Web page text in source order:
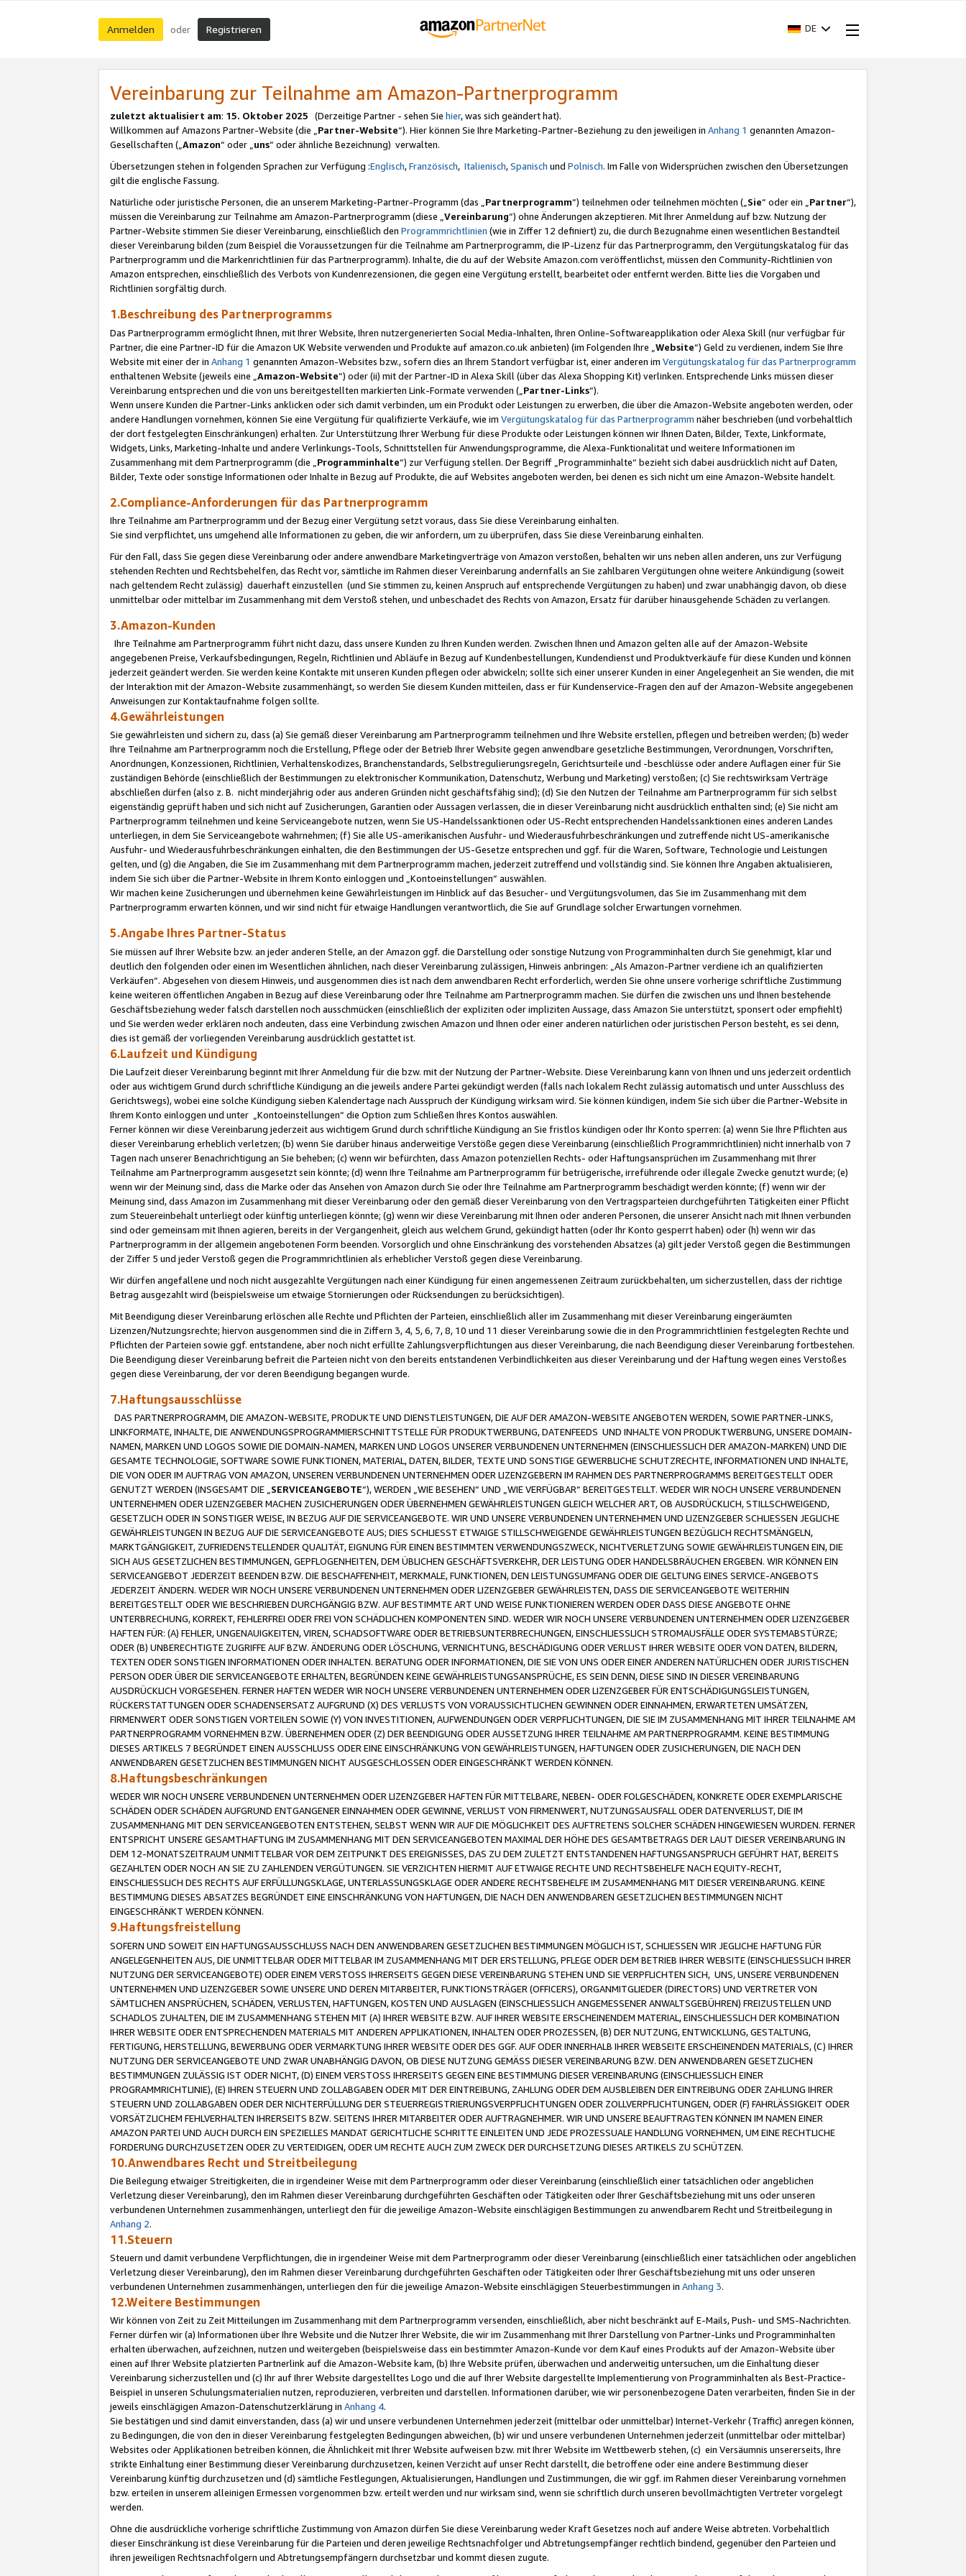
Anmelden oder Registrieren DE
Vereinbarung zur Teilnahme am Amazon-Partnerprogramm
zuletzt aktualisiert am: 15. Oktober 2025 (Derzeitige Partner - sehen Sie hier, was sich geändert hat).
Willkommen auf Amazons Partner-Website (die „Partner-Website“). Hier können Sie Ihre Marketing-Partner-Beziehung zu den jeweiligen in Anhang 1 genannten Amazon-
Gesellschaften („Amazon“ oder „uns“ oder ähnliche Bezeichnung) verwalten.
Übersetzungen stehen in folgenden Sprachen zur Verfügung :Englisch,Französisch, Italienisch,Spanisch und Polnisch. Im Falle von Widersprüchen zwischen den Übersetzungen
gilt die englische Fassung.
Natürliche oder juristische Personen, die an unserem Marketing-Partner-Programm (das „Partnerprogramm“) teilnehmen oder teilnehmen möchten („Sie“ oder ein „Partner“),
müssen die Vereinbarung zur Teilnahme am Amazon-Partnerprogramm (diese „Vereinbarung“) ohne Änderungen akzeptieren. Mit Ihrer Anmeldung auf bzw. Nutzung der
Partner-Website stimmen Sie dieser Vereinbarung, einschließlich den Programmrichtlinien (wie in Ziffer 12 definiert) zu, die durch Bezugnahme einen wesentlichen Bestandteil
dieser Vereinbarung bilden (zum Beispiel die Voraussetzungen für die Teilnahme am Partnerprogramm, die IP-Lizenz für das Partnerprogramm, den Vergütungskatalog für das
Partnerprogramm und die Markenrichtlinien für das Partnerprogramm). Inhalte, die du auf der Website Amazon.com veröffentlichst, müssen den Community-Richtlinien von
Amazon entsprechen, einschließlich des Verbots von Kundenrezensionen, die gegen eine Vergütung erstellt, bearbeitet oder entfernt werden. Bitte lies die Vorgaben und
Richtlinien sorgfältig durch.
1.Beschreibung des Partnerprogramms
Das Partnerprogramm ermöglicht Ihnen, mit Ihrer Website, Ihren nutzergenerierten Social Media-Inhalten, Ihren Online-Softwareapplikation oder Alexa Skill (nur verfügbar für
Partner, die eine Partner-ID für die Amazon UK Website verwenden und Produkte auf amazon.co.uk anbieten) (im Folgenden Ihre „ Website“) Geld zu verdienen, indem Sie Ihre
Website mit einer der in Anhang 1 genannten Amazon-Websites bzw., sofern dies an Ihrem Standort verfügbar ist, einer anderen im Vergütungskatalog für das Partnerprogramm
enthaltenen Website (jeweils eine „ Amazon-Website“) oder (ii) mit der Partner-ID in Alexa Skill (über das Alexa Shopping Kit) verlinken. Entsprechende Links müssen dieser
Vereinbarung entsprechen und die von uns bereitgestellten markierten Link-Formate verwenden („ Partner-Links“).
Wenn unsere Kunden die Partner-Links anklicken oder sich damit verbinden, um ein Produkt oder Leistungen zu erwerben, die über die Amazon-Website angeboten werden, oder
andere Handlungen vornehmen, können Sie eine Vergütung für qualifizierte Verkäufe, wie im Vergütungskatalog für das Partnerprogramm näher beschrieben (und vorbehaltlich
der dort festgelegten Einschränkungen) erhalten. Zur Unterstützung Ihrer Werbung für diese Produkte oder Leistungen können wir Ihnen Daten, Bilder, Texte, Linkformate,
Widgets, Links, Marketing-Inhalte und andere Verlinkungs-Tools, Schnittstellen für Anwendungsprogramme, die Alexa-Funktionalität und weitere Informationen im
Zusammenhang mit dem Partnerprogramm (die „ Programminhalte“) zur Verfügung stellen. Der Begriff „Programminhalte“ bezieht sich dabei ausdrücklich nicht auf Daten,
Bilder, Texte oder sonstige Informationen oder Inhalte in Bezug auf Produkte, die auf Websites angeboten werden, bei denen es sich nicht um eine Amazon-Website handelt.
2.Compliance-Anforderungen für das Partnerprogramm
Ihre Teilnahme am Partnerprogramm und der Bezug einer Vergütung setzt voraus, dass Sie diese Vereinbarung einhalten.
Sie sind verpflichtet, uns umgehend alle Informationen zu geben, die wir anfordern, um zu überprüfen, dass Sie diese Vereinbarung einhalten.
Für den Fall, dass Sie gegen diese Vereinbarung oder andere anwendbare Marketingverträge von Amazon verstoßen, behalten wir uns neben allen anderen, uns zur Verfügung
stehenden Rechten und Rechtsbehelfen, das Recht vor, sämtliche im Rahmen dieser Vereinbarung andernfalls an Sie zahlbaren Vergütungen ohne weitere Ankündigung (soweit
nach geltendem Recht zulässig) dauerhaft einzustellen (und Sie stimmen zu, keinen Anspruch auf entsprechende Vergütungen zu haben) und zwar unabhängig davon, ob diese
unmittelbar oder mittelbar im Zusammenhang mit dem Verstoß stehen, und unbeschadet des Rechts von Amazon, Ersatz für darüber hinausgehende Schäden zu verlangen.
3.Amazon-Kunden
Ihre Teilnahme am Partnerprogramm führt nicht dazu, dass unsere Kunden zu Ihren Kunden werden. Zwischen Ihnen und Amazon gelten alle auf der Amazon-Website
angegebenen Preise, Verkaufsbedingungen, Regeln, Richtlinien und Abläufe in Bezug auf Kundenbestellungen, Kundendienst und Produktverkäufe für diese Kunden und können
jederzeit geändert werden. Sie werden keine Kontakte mit unseren Kunden pflegen oder abwickeln; sollte sich einer unserer Kunden in einer Angelegenheit an Sie wenden, die mit
der Interaktion mit der Amazon-Website zusammenhängt, so werden Sie diesem Kunden mitteilen, dass er für Kundenservice-Fragen den auf der Amazon-Website angegebenen
Anweisungen zur Kontaktaufnahme folgen sollte.
4.Gewährleistungen
Sie gewährleisten und sichern zu, dass (a) Sie gemäß dieser Vereinbarung am Partnerprogramm teilnehmen und Ihre Website erstellen, pflegen und betreiben werden; (b) weder
Ihre Teilnahme am Partnerprogramm noch die Erstellung, Pflege oder der Betrieb Ihrer Website gegen anwendbare gesetzliche Bestimmungen, Verordnungen, Vorschriften,
Anordnungen, Konzessionen, Richtlinien, Verhaltenskodizes, Branchenstandards, Selbstregulierungsregeln, Gerichtsurteile und -beschlüsse oder andere Auflagen einer für Sie
zuständigen Behörde (einschließlich der Bestimmungen zu elektronischer Kommunikation, Datenschutz, Werbung und Marketing) verstoßen; (c) Sie rechtswirksam Verträge
abschließen dürfen (also z. B. nicht minderjährig oder aus anderen Gründen nicht geschäftsfähig sind); (d) Sie den Nutzen der Teilnahme am Partnerprogramm für sich selbst
eigenständig geprüft haben und sich nicht auf Zusicherungen, Garantien oder Aussagen verlassen, die in dieser Vereinbarung nicht ausdrücklich enthalten sind; (e) Sie nicht am
Partnerprogramm teilnehmen und keine Serviceangebote nutzen, wenn Sie US-Handelssanktionen oder US-Recht entsprechenden Handelssanktionen eines anderen Landes
unterliegen, in dem Sie Serviceangebote wahrnehmen; (f) Sie alle US-amerikanischen Ausfuhr- und Wiederausfuhrbeschränkungen und zutreffende nicht US-amerikanische
Ausfuhr- und Wiederausfuhrbeschränkungen einhalten, die den Bestimmungen der US-Gesetze entsprechen und ggf. für die Waren, Software, Technologie und Leistungen
gelten, und (g) die Angaben, die Sie im Zusammenhang mit dem Partnerprogramm machen, jederzeit zutreffend und vollständig sind. Sie können Ihre Angaben aktualisieren,
indem Sie sich über die Partner-Website in Ihrem Konto einloggen und „Kontoeinstellungen“ auswählen.
Wir machen keine Zusicherungen und übernehmen keine Gewährleistungen im Hinblick auf das Besucher- und Vergütungsvolumen, das Sie im Zusammenhang mit dem
Partnerprogramm erwarten können, und wir sind nicht für etwaige Handlungen verantwortlich, die Sie auf Grundlage solcher Erwartungen vornehmen.
5.Angabe Ihres Partner-Status
Sie müssen auf Ihrer Website bzw. an jeder anderen Stelle, an der Amazon ggf. die Darstellung oder sonstige Nutzung von Programminhalten durch Sie genehmigt, klar und
deutlich den folgenden oder einen im Wesentlichen ähnlichen, nach dieser Vereinbarung zulässigen, Hinweis anbringen: „Als Amazon-Partner verdiene ich an qualifizierten
Verkäufen“. Abgesehen von diesem Hinweis, und ausgenommen dies ist nach dem anwendbaren Recht erforderlich, werden Sie ohne unsere vorherige schriftliche Zustimmung
keine weiteren öffentlichen Angaben in Bezug auf diese Vereinbarung oder Ihre Teilnahme am Partnerprogramm machen. Sie dürfen die zwischen uns und Ihnen bestehende
Geschäftsbeziehung weder falsch darstellen noch ausschmücken (einschließlich der expliziten oder impliziten Aussage, dass Amazon Sie unterstützt, sponsert oder empfiehlt)
und Sie werden weder erklären noch andeuten, dass eine Verbindung zwischen Amazon und Ihnen oder einer anderen natürlichen oder juristischen Person besteht, es sei denn,
dies ist gemäß der vorliegenden Vereinbarung ausdrücklich gestattet ist.
6.Laufzeit und Kündigung
Die Laufzeit dieser Vereinbarung beginnt mit Ihrer Anmeldung für die bzw. mit der Nutzung der Partner-Website. Diese Vereinbarung kann von Ihnen und uns jederzeit ordentlich
oder aus wichtigem Grund durch schriftliche Kündigung an die jeweils andere Partei gekündigt werden (falls nach lokalem Recht zulässig automatisch und unter Ausschluss des
Gerichtswegs), wobei eine solche Kündigung sieben Kalendertage nach Ausspruch der Kündigung wirksam wird. Sie können kündigen, indem Sie sich über die Partner-Website in
Ihrem Konto einloggen und unter „Kontoeinstellungen“ die Option zum Schließen Ihres Kontos auswählen.
Ferner können wir diese Vereinbarung jederzeit aus wichtigem Grund durch schriftliche Kündigung an Sie fristlos kündigen oder Ihr Konto sperren: (a) wenn Sie Ihre Pflichten aus
dieser Vereinbarung erheblich verletzen; (b) wenn Sie darüber hinaus anderweitige Verstöße gegen diese Vereinbarung (einschließlich Programmrichtlinien) nicht innerhalb von 7
Tagen nach unserer Benachrichtigung an Sie beheben; (c) wenn wir befürchten, dass Amazon potenziellen Rechts- oder Haftungsansprüchen im Zusammenhang mit Ihrer
Teilnahme am Partnerprogramm ausgesetzt sein könnte; (d) wenn Ihre Teilnahme am Partnerprogramm für betrügerische, irreführende oder illegale Zwecke genutzt wurde; (e)
wenn wir der Meinung sind, dass die Marke oder das Ansehen von Amazon durch Sie oder Ihre Teilnahme am Partnerprogramm beschädigt werden könnte; (f) wenn wir der
Meinung sind, dass Amazon im Zusammenhang mit dieser Vereinbarung oder den gemäß dieser Vereinbarung von den Vertragsparteien durchgeführten Tätigkeiten einer Pflicht
zum Steuereinbehalt unterliegt oder künftig unterliegen könnte; (g) wenn wir diese Vereinbarung mit Ihnen oder anderen Personen, die unserer Ansicht nach mit Ihnen verbunden
sind oder gemeinsam mit Ihnen agieren, bereits in der Vergangenheit, gleich aus welchem Grund, gekündigt hatten (oder Ihr Konto gesperrt haben) oder (h) wenn wir das
Partnerprogramm in der allgemein angebotenen Form beenden. Vorsorglich und ohne Einschränkung des vorstehenden Absatzes (a) gilt jeder Verstoß gegen die Bestimmungen
der Ziffer 5 und jeder Verstoß gegen die Programmrichtlinien als erheblicher Verstoß gegen diese Vereinbarung.
Wir dürfen angefallene und noch nicht ausgezahlte Vergütungen nach einer Kündigung für einen angemessenen Zeitraum zurückbehalten, um sicherzustellen, dass der richtige
Betrag ausgezahlt wird (beispielsweise um etwaige Stornierungen oder Rücksendungen zu berücksichtigen).
Mit Beendigung dieser Vereinbarung erlöschen alle Rechte und Pflichten der Parteien, einschließlich aller im Zusammenhang mit dieser Vereinbarung eingeräumten
Lizenzen/Nutzungsrechte; hiervon ausgenommen sind die in Ziffern 3, 4, 5, 6, 7, 8, 10 und 11 dieser Vereinbarung sowie die in den Programmrichtlinien festgelegten Rechte und
Pflichten der Parteien sowie ggf. entstandene, aber noch nicht erfüllte Zahlungsverpflichtungen aus dieser Vereinbarung, die nach Beendigung dieser Vereinbarung fortbestehen.
Die Beendigung dieser Vereinbarung befreit die Parteien nicht von den bereits entstandenen Verbindlichkeiten aus dieser Vereinbarung und der Haftung wegen eines Verstoßes
gegen diese Vereinbarung, der vor deren Beendigung begangen wurde.
7.Haftungsausschlüsse
DAS PARTNERPROGRAMM, DIE AMAZON-WEBSITE, PRODUKTE UND DIENSTLEISTUNGEN, DIE AUF DER AMAZON-WEBSITE ANGEBOTEN WERDEN, SOWIE PARTNER-LINKS,
LINKFORMATE, INHALTE, DIE ANWENDUNGSPROGRAMMIERSCHNITTSTELLE FÜR PRODUKTWERBUNG, DATENFEEDS UND INHALTE VON PRODUKTWERBUNG, UNSERE DOMAIN-
NAMEN, MARKEN UND LOGOS SOWIE DIE DOMAIN-NAMEN, MARKEN UND LOGOS UNSERER VERBUNDENEN UNTERNEHMEN (EINSCHLIESSLICH DER AMAZON-MARKEN) UND DIE
GESAMTE TECHNOLOGIE, SOFTWARE SOWIE FUNKTIONEN, MATERIAL, DATEN, BILDER, TEXTE UND SONSTIGE GEWERBLICHE SCHUTZRECHTE, INFORMATIONEN UND INHALTE,
DIE VON ODER IM AUFTRAG VON AMAZON, UNSEREN VERBUNDENEN UNTERNEHMEN ODER LIZENZGEBERN IM RAHMEN DES PARTNERPROGRAMMS BEREITGESTELLT ODER
GENUTZT WERDEN (INSGESAMT DIE „ SERVICEANGEBOTE“), WERDEN „WIE BESEHEN“ UND „WIE VERFÜGBAR“ BEREITGESTELLT. WEDER WIR NOCH UNSERE VERBUNDENEN
UNTERNEHMEN ODER LIZENZGEBER MACHEN ZUSICHERUNGEN ODER ÜBERNEHMEN GEWÄHRLEISTUNGEN GLEICH WELCHER ART, OB AUSDRÜCKLICH, STILLSCHWEIGEND,
GESETZLICH ODER IN SONSTIGER WEISE, IN BEZUG AUF DIE SERVICEANGEBOTE. WIR UND UNSERE VERBUNDENEN UNTERNEHMEN UND LIZENZGEBER SCHLIESSEN JEGLICHE
GEWÄHRLEISTUNGEN IN BEZUG AUF DIE SERVICEANGEBOTE AUS; DIES SCHLIESST ETWAIGE STILLSCHWEIGENDE GEWÄHRLEISTUNGEN BEZÜGLICH RECHTSMÄNGELN,
MARKTGÄNGIGKEIT, ZUFRIEDENSTELLENDER QUALITÄT, EIGNUNG FÜR EINEN BESTIMMTEN VERWENDUNGSZWECK, NICHTVERLETZUNG SOWIE GEWÄHRLEISTUNGEN EIN, DIE
SICH AUS GESETZLICHEN BESTIMMUNGEN, GEPFLOGENHEITEN, DEM ÜBLICHEN GESCHÄFTSVERKEHR, DER LEISTUNG ODER HANDELSBRÄUCHEN ERGEBEN. WIR KÖNNEN EIN
SERVICEANGEBOT JEDERZEIT BEENDEN BZW. DIE BESCHAFFENHEIT, MERKMALE, FUNKTIONEN, DEN LEISTUNGSUMFANG ODER DIE GELTUNG EINES SERVICE-ANGEBOTS
JEDERZEIT ÄNDERN. WEDER WIR NOCH UNSERE VERBUNDENEN UNTERNEHMEN ODER LIZENZGEBER GEWÄHRLEISTEN, DASS DIE SERVICEANGEBOTE WEITERHIN
BEREITGESTELLT ODER WIE BESCHRIEBEN DURCHGÄNGIG BZW. AUF BESTIMMTE ART UND WEISE FUNKTIONIEREN WERDEN ODER DASS DIESE ANGEBOTE OHNE
UNTERBRECHUNG, KORREKT, FEHLERFREI ODER FREI VON SCHÄDLICHEN KOMPONENTEN SIND. WEDER WIR NOCH UNSERE VERBUNDENEN UNTERNEHMEN ODER LIZENZGEBER
HAFTEN FÜR: (A) FEHLER, UNGENAUIGKEITEN, VIREN, SCHADSOFTWARE ODER BETRIEBSUNTERBRECHUNGEN, EINSCHLIESSLICH STROMAUSFÄLLE ODER SYSTEMABSTÜRZE;
ODER (B) UNBERECHTIGTE ZUGRIFFE AUF BZW. ÄNDERUNG ODER LÖSCHUNG, VERNICHTUNG, BESCHÄDIGUNG ODER VERLUST IHRER WEBSITE ODER VON DATEN, BILDERN,
TEXTEN ODER SONSTIGEN INFORMATIONEN ODER INHALTEN. BERATUNG ODER INFORMATIONEN, DIE SIE VON UNS ODER EINER ANDEREN NATÜRLICHEN ODER JURISTISCHEN
PERSON ODER ÜBER DIE SERVICEANGEBOTE ERHALTEN, BEGRÜNDEN KEINE GEWÄHRLEISTUNGSANSPRÜCHE, ES SEIN DENN, DIESE SIND IN DIESER VEREINBARUNG
AUSDRÜCKLICH VORGESEHEN. FERNER HAFTEN WEDER WIR NOCH UNSERE VERBUNDENEN UNTERNEHMEN ODER LIZENZGEBER FÜR ENTSCHÄDIGUNGSLEISTUNGEN,
RÜCKERSTATTUNGEN ODER SCHADENSERSATZ AUFGRUND (X) DES VERLUSTS VON VORAUSSICHTLICHEN GEWINNEN ODER EINNAHMEN, ERWARTETEN UMSÄTZEN,
FIRMENWERT ODER SONSTIGEN VORTEILEN SOWIE (Y) VON INVESTITIONEN, AUFWENDUNGEN ODER VERPFLICHTUNGEN, DIE SIE IM ZUSAMMENHANG MIT IHRER TEILNAHME AM
PARTNERPROGRAMM VORNEHMEN BZW. ÜBERNEHMEN ODER (Z) DER BEENDIGUNG ODER AUSSETZUNG IHRER TEILNAHME AM PARTNERPROGRAMM. KEINE BESTIMMUNG
DIESES ARTIKELS 7 BEGRÜNDET EINEN AUSSCHLUSS ODER EINE EINSCHRÄNKUNG VON GEWÄHRLEISTUNGEN, HAFTUNGEN ODER ZUSICHERUNGEN, DIE NACH DEN
ANWENDBAREN GESETZLICHEN BESTIMMUNGEN NICHT AUSGESCHLOSSEN ODER EINGESCHRÄNKT WERDEN KÖNNEN.
8.Haftungsbeschränkungen
WEDER WIR NOCH UNSERE VERBUNDENEN UNTERNEHMEN ODER LIZENZGEBER HAFTEN FÜR MITTELBARE, NEBEN- ODER FOLGESCHÄDEN, KONKRETE ODER EXEMPLARISCHE
SCHÄDEN ODER SCHÄDEN AUFGRUND ENTGANGENER EINNAHMEN ODER GEWINNE, VERLUST VON FIRMENWERT, NUTZUNGSAUSFALL ODER DATENVERLUST, DIE IM
ZUSAMMENHANG MIT DEN SERVICEANGEBOTEN ENTSTEHEN, SELBST WENN WIR AUF DIE MÖGLICHKEIT DES AUFTRETENS SOLCHER SCHÄDEN HINGEWIESEN WURDEN. FERNER
ENTSPRICHT UNSERE GESAMTHAFTUNG IM ZUSAMMENHANG MIT DEN SERVICEANGEBOTEN MAXIMAL DER HÖHE DES GESAMTBETRAGS DER LAUT DIESER VEREINBARUNG IN
DEM 12-MONATSZEITRAUM UNMITTELBAR VOR DEM ZEITPUNKT DES EREIGNISSES, DAS ZU DEM ZULETZT ENTSTANDENEN HAFTUNGSANSPRUCH GEFÜHRT HAT, BEREITS
GEZAHLTEN ODER NOCH AN SIE ZU ZAHLENDEN VERGÜTUNGEN. SIE VERZICHTEN HIERMIT AUF ETWAIGE RECHTE UND RECHTSBEHELFE NACH EQUITY-RECHT,
EINSCHLIESSLICH DES RECHTS AUF ERFÜLLUNGSKLAGE, UNTERLASSUNGSKLAGE ODER ANDERE RECHTSBEHELFE IM ZUSAMMENHANG MIT DIESER VEREINBARUNG. KEINE
BESTIMMUNG DIESES ABSATZES BEGRÜNDET EINE EINSCHRÄNKUNG VON HAFTUNGEN, DIE NACH DEN ANWENDBAREN GESETZLICHEN BESTIMMUNGEN NICHT
EINGESCHRÄNKT WERDEN KÖNNEN.
9.Haftungsfreistellung
SOFERN UND SOWEIT EIN HAFTUNGSAUSSCHLUSS NACH DEN ANWENDBAREN GESETZLICHEN BESTIMMUNGEN MÖGLICH IST, SCHLIESSEN WIR JEGLICHE HAFTUNG FÜR
ANGELEGENHEITEN AUS, DIE UNMITTELBAR ODER MITTELBAR IM ZUSAMMENHANG MIT DER ERSTELLUNG, PFLEGE ODER DEM BETRIEB IHRER WEBSITE (EINSCHLIESSLICH IHRER
NUTZUNG DER SERVICEANGEBOTE) ODER EINEM VERSTOSS IHRERSEITS GEGEN DIESE VEREINBARUNG STEHEN UND SIE VERPFLICHTEN SICH, UNS, UNSERE VERBUNDENEN
UNTERNEHMEN UND LIZENZGEBER SOWIE UNSERE UND DEREN MITARBEITER, FUNKTIONSTRÄGER (OFFICERS), ORGANMITGLIEDER (DIRECTORS) UND VERTRETER VON
SÄMTLICHEN ANSPRÜCHEN, SCHÄDEN, VERLUSTEN, HAFTUNGEN, KOSTEN UND AUSLAGEN (EINSCHLIESSLICH ANGEMESSENER ANWALTSGEBÜHREN) FREIZUSTELLEN UND
SCHADLOS ZUHALTEN, DIE IM ZUSAMMENHANG STEHEN MIT (A) IHRER WEBSITE BZW. AUF IHRER WEBSITE ERSCHEINENDEM MATERIAL, EINSCHLIESSLICH DER KOMBINATION
IHRER WEBSITE ODER ENTSPRECHENDEN MATERIALS MIT ANDEREN APPLIKATIONEN, INHALTEN ODER PROZESSEN, (B) DER NUTZUNG, ENTWICKLUNG, GESTALTUNG,
FERTIGUNG, HERSTELLUNG, BEWERBUNG ODER VERMARKTUNG IHRER WEBSITE ODER DES GGF. AUF ODER INNERHALB IHRER WEBSEITE ERSCHEINENDEN MATERIALS, (C) IHRER
NUTZUNG DER SERVICEANGEBOTE UND ZWAR UNABHÄNGIG DAVON, OB DIESE NUTZUNG GEMÄSS DIESER VEREINBARUNG BZW. DEN ANWENDBAREN GESETZLICHEN
BESTIMMUNGEN ZULÄSSIG IST ODER NICHT, (D) EINEM VERSTOSS IHRERSEITS GEGEN EINE BESTIMMUNG DIESER VEREINBARUNG (EINSCHLIESSLICH EINER
PROGRAMMRICHTLINIE), (E) IHREN STEUERN UND ZOLLABGABEN ODER MIT DER EINTREIBUNG, ZAHLUNG ODER DEM AUSBLEIBEN DER EINTREIBUNG ODER ZAHLUNG IHRER
STEUERN UND ZOLLABGABEN ODER DER NICHTERFÜLLUNG DER STEUERREGISTRIERUNGSVERPFLICHTUNGEN ODER ZOLLVERPFLICHTUNGEN, ODER (F) FAHRLÄSSIGKEIT ODER
VORSÄTZLICHEM FEHLVERHALTEN IHRERSEITS BZW. SEITENS IHRER MITARBEITER ODER AUFTRAGNEHMER. WIR UND UNSERE BEAUFTRAGTEN KÖNNEN IM NAMEN EINER
AMAZON PARTEI UND AUCH DURCH EIN SPEZIELLES MANDAT GERICHTLICHE SCHRITTE EINLEITEN UND JEDE PROZESSUALE HANDLUNG VORNEHMEN, UM EINE RECHTLICHE
FORDERUNG DURCHZUSETZEN ODER ZU VERTEIDIGEN, ODER UM RECHTE AUCH ZUM ZWECK DER DURCHSETZUNG DIESES ARTIKELS ZU SCHÜTZEN.
10.Anwendbares Recht und Streitbeilegung
Die Beilegung etwaiger Streitigkeiten, die in irgendeiner Weise mit dem Partnerprogramm oder dieser Vereinbarung (einschließlich einer tatsächlichen oder angeblichen
Verletzung dieser Vereinbarung), den im Rahmen dieser Vereinbarung durchgeführten Geschäften oder Tätigkeiten oder Ihrer Geschäftsbeziehung mit uns oder unseren
verbundenen Unternehmen zusammenhängen, unterliegt den für die jeweilige Amazon-Website einschlägigen Bestimmungen zu anwendbarem Recht und Streitbeilegung in
Anhang 2.
11.Steuern
Steuern und damit verbundene Verpflichtungen, die in irgendeiner Weise mit dem Partnerprogramm oder dieser Vereinbarung (einschließlich einer tatsächlichen oder angeblichen
Verletzung dieser Vereinbarung), den im Rahmen dieser Vereinbarung durchgeführten Geschäften oder Tätigkeiten oder Ihrer Geschäftsbeziehung mit uns oder unseren
verbundenen Unternehmen zusammenhängen, unterliegen den für die jeweilige Amazon-Website einschlägigen Steuerbestimmungen in Anhang 3.
12.Weitere Bestimmungen
Wir können von Zeit zu Zeit Mitteilungen im Zusammenhang mit dem Partnerprogramm versenden, einschließlich, aber nicht beschränkt auf E-Mails, Push- und SMS-Nachrichten.
Ferner dürfen wir (a) Informationen über Ihre Website und die Nutzer Ihrer Website, die wir im Zusammenhang mit Ihrer Darstellung von Partner-Links und Programminhalten
erhalten überwachen, aufzeichnen, nutzen und weitergeben (beispielsweise dass ein bestimmter Amazon-Kunde vor dem Kauf eines Produkts auf der Amazon-Website über
einen auf Ihrer Website platzierten Partnerlink auf die Amazon-Website kam, (b) Ihre Website prüfen, überwachen und anderweitig untersuchen, um die Einhaltung dieser
Vereinbarung sicherzustellen und (c) Ihr auf Ihrer Website dargestelltes Logo und die auf Ihrer Website dargestellte Implementierung von Programminhalten als Best-Practice-
Beispiel in unseren Schulungsmaterialien nutzen, reproduzieren, verbreiten und darstellen. Informationen darüber, wie wir personenbezogene Daten verarbeiten, finden Sie in der
jeweils einschlägigen Amazon-Datenschutzerklärung in Anhang 4.
Sie bestätigen und sind damit einverstanden, dass (a) wir und unsere verbundenen Unternehmen jederzeit (mittelbar oder unmittelbar) Internet-Verkehr (Traffic) anregen können,
zu Bedingungen, die von den in dieser Vereinbarung festgelegten Bedingungen abweichen, (b) wir und unsere verbundenen Unternehmen jederzeit (unmittelbar oder mittelbar)
Websites oder Applikationen betreiben können, die Ähnlichkeit mit Ihrer Website aufweisen bzw. mit Ihrer Website im Wettbewerb stehen, (c) ein Versäumnis unsererseits, Ihre
strikte Einhaltung einer Bestimmung dieser Vereinbarung durchzusetzen, keinen Verzicht auf unser Recht darstellt, die betroffene oder eine andere Bestimmung dieser
Vereinbarung künftig durchzusetzen und (d) sämtliche Festlegungen, Aktualisierungen, Handlungen und Zustimmungen, die wir ggf. im Rahmen dieser Vereinbarung vornehmen
bzw. erteilen in unserem alleinigen Ermessen vorgenommen bzw. erteilt werden und nur wirksam sind, wenn sie schriftlich durch unseren bevollmächtigten Vertreter vorgelegt
werden.
Ohne die ausdrückliche vorherige schriftliche Zustimmung von Amazon dürfen Sie diese Vereinbarung weder Kraft Gesetzes noch auf andere Weise abtreten. Vorbehaltlich
dieser Einschränkung ist diese Vereinbarung für die Parteien und deren jeweilige Rechtsnachfolger und Abtretungsempfänger rechtlich bindend, gegenüber den Parteien und
ihren jeweiligen Rechtsnachfolgern und Abtretungsempfängern durchsetzbar und kommt diesen zugute.